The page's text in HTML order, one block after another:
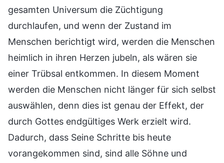
gesamten Universum die Züchtigung
durchlaufen, und wenn der Zustand im
Menschen berichtigt wird, werden die Menschen
heimlich in ihren Herzen jubeln, als wären sie
einer Trübsal entkommen. In diesem Moment
werden die Menschen nicht länger für sich selbst
auswählen, denn dies ist genau der Effekt, der
durch Gottes endgültiges Werk erzielt wird.
Dadurch, dass Seine Schritte bis heute
vorangekommen sind, sind alle Söhne und